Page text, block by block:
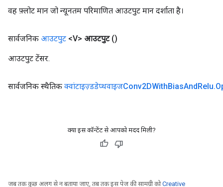
वह फ़्लोट मान जो न्यूनतम परिमाणित आउटपुट मान दर्शाता है।
सार्वजनिक आउटपुट <V> आउटपुट ()
आउटपुट टेंसर.
सार्वजनिक स्थैतिक क्वांटाइज़्डडेप्थवाइजConv2DWithBiasAndRelu.
क्या इस कॉन्टेंट से आपको मदद मिली?
जब तक कुछ अलग से न बताया जाए, तब तक इस पेज की सामग्री कोCreative